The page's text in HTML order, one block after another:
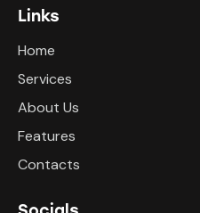
Links
Home
Services
About Us
Features
Contacts